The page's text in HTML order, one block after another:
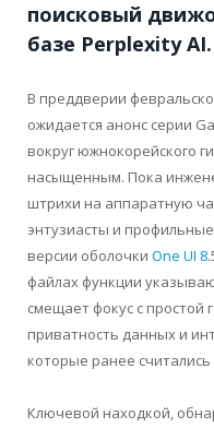
поисковый
базе Perplexity AI.
В преддверии
ожидается анонс серии
вокруг южнокорейского
насыщенным. Пока
штрихи на аппаратную
энтузиасты и
версии оболочки One UI 8
файлах функции
смещает фокус с простой
приватность данных и
которые ранее
Ключевой находкой,